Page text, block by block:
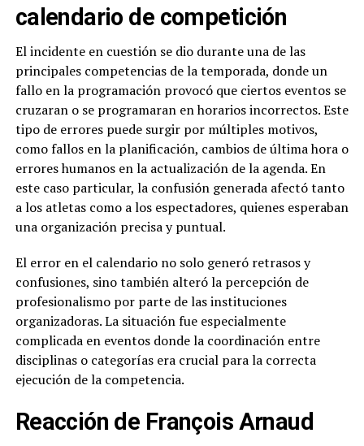
calendario de competición
El incidente en cuestión se dio durante una de las
principales competencias de la temporada, donde un
fallo en la programación provocó que ciertos eventos se
cruzaran o se programaran en horarios incorrectos. Este
tipo de errores puede surgir por múltiples motivos,
como fallos en la planificación, cambios de última hora o
errores humanos en la actualización de la agenda. En
este caso particular, la confusión generada afectó tanto
a los atletas como a los espectadores, quienes esperaban
una organización precisa y puntual.
El error en el calendario no solo generó retrasos y
confusiones, sino también alteró la percepción de
profesionalismo por parte de las instituciones
organizadoras. La situación fue especialmente
complicada en eventos donde la coordinación entre
disciplinas o categorías era crucial para la correcta
ejecución de la competencia.
Reacción de François Arnaud